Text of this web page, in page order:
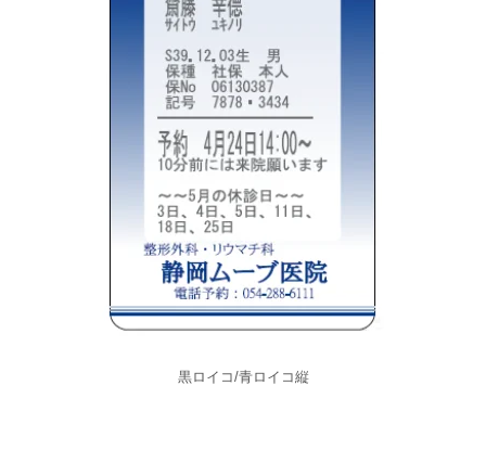
黒ロイコ/青ロイコ縦